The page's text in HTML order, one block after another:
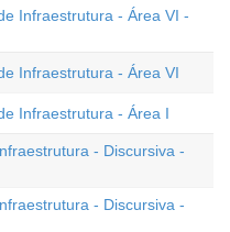
Infraestrutura - Área VI -
Infraestrutura - Área VI
Infraestrutura - Área I
- Discursiva -
- Discursiva -